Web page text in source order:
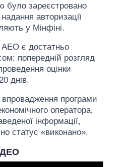
зареєстровано
авторизації
у Мінфіні.
АЕО є достатньо
попередній розгляд
оцінки
днів.
програми
оператора,
інформації,
статус «виконано».